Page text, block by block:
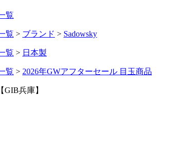
覧
覧 > ブランド > Sadowsky
覧 > 日本製
覧 > 2026年GWアフターセール 目玉商品
GIB兵庫】